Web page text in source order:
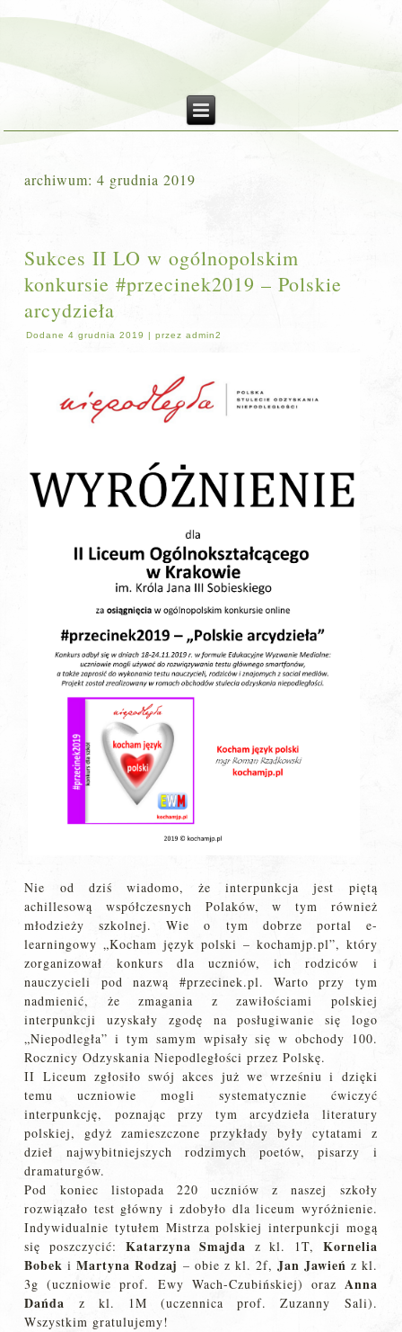
archiwum:4 grudnia 2019
Sukces II LO w ogólnopolskim
konkursie #przecinek2019 – Polskie
arcydzieła
Dodane 4 grudnia 2019 |przez admin2
Nie od dziś wiadomo, że interpunkcja jest piętą
achillesową współczesnych Polaków, w tym również
młodzieży szkolnej. Wie o tym dobrze portal e-
learningowy „Kocham język polski – kochamjp.pl”, który
zorganizował konkurs dla uczniów, ich rodziców i
nauczycieli pod nazwą #przecinek.pl. Warto przy tym
nadmienić, że zmagania z zawiłościami polskiej
interpunkcji uzyskały zgodę na posługiwanie się logo
„Niepodległa” i tym samym wpisały się w obchody 100.
Rocznicy Odzyskania Niepodległości przez Polskę.
II Liceum zgłosiło swój akces już we wrześniu i dzięki
temu uczniowie mogli systematycznie ćwiczyć
interpunkcję, poznając przy tym arcydzieła literatury
polskiej, gdyż zamieszczone przykłady były cytatami z
dzieł najwybitniejszych rodzimych poetów, pisarzy i
dramaturgów.
Pod koniec listopada 220 uczniów z naszej szkoły
rozwiązało test główny i zdobyło dla liceum wyróżnienie.
Indywidualnie tytułem Mistrza polskiej interpunkcji mogą
się poszczycić: Katarzyna Smajda z kl. 1T, Kornelia
Bobek iMartyna Rodzaj – obie z kl. 2f, Jan Jawień z kl.
3g (uczniowie prof. Ewy Wach-Czubińskiej) oraz Anna
Dańda z kl. 1M (uczennica prof. Zuzanny Sali).
Wszystkim gratulujemy!